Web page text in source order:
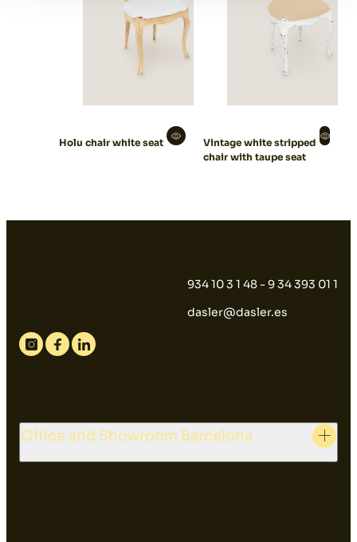
Holu chair white seat
Vintage white stripped
chair with taupe seat
934 10 3 1 48 - 9 34 393 01 1
dasler@dasler.es
Instagram
FacebookLinkedin
Office and Showroom Barcelona